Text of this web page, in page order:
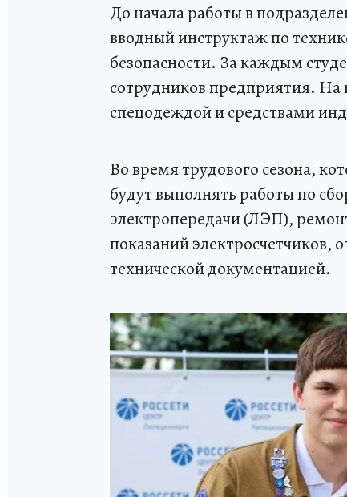
До начала работы в
вводный инструктаж по
безопасности. За каждым
сотрудников предприятия. На
спецодеждой и средствами
Во время трудового сезона,
будут выполнять работы по
электропередачи (ЛЭП),
показаний электросчетчиков,
технической документацией.